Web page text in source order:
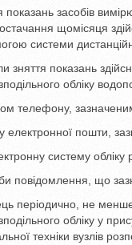
показань засобів
щомісяця
системи
зняття показань
обліку
телефону, зазначеним
електронної пошти,
систему обліку
повідомлення, що
періодично, не менше
обліку у
техніки вузлів